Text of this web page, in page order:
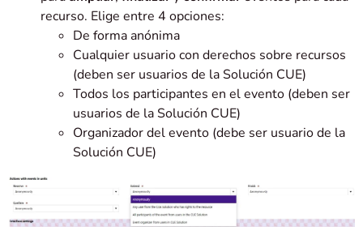
recurso. Elige entre 4 opciones:
De forma anónima
Cualquier usuario con derechos sobre recursos
(deben ser usuarios de la Solución CUE)
Todos los participantes en el evento (deben ser
usuarios de la Solución CUE)
Organizador del evento (debe ser usuario de la
Solución CUE)